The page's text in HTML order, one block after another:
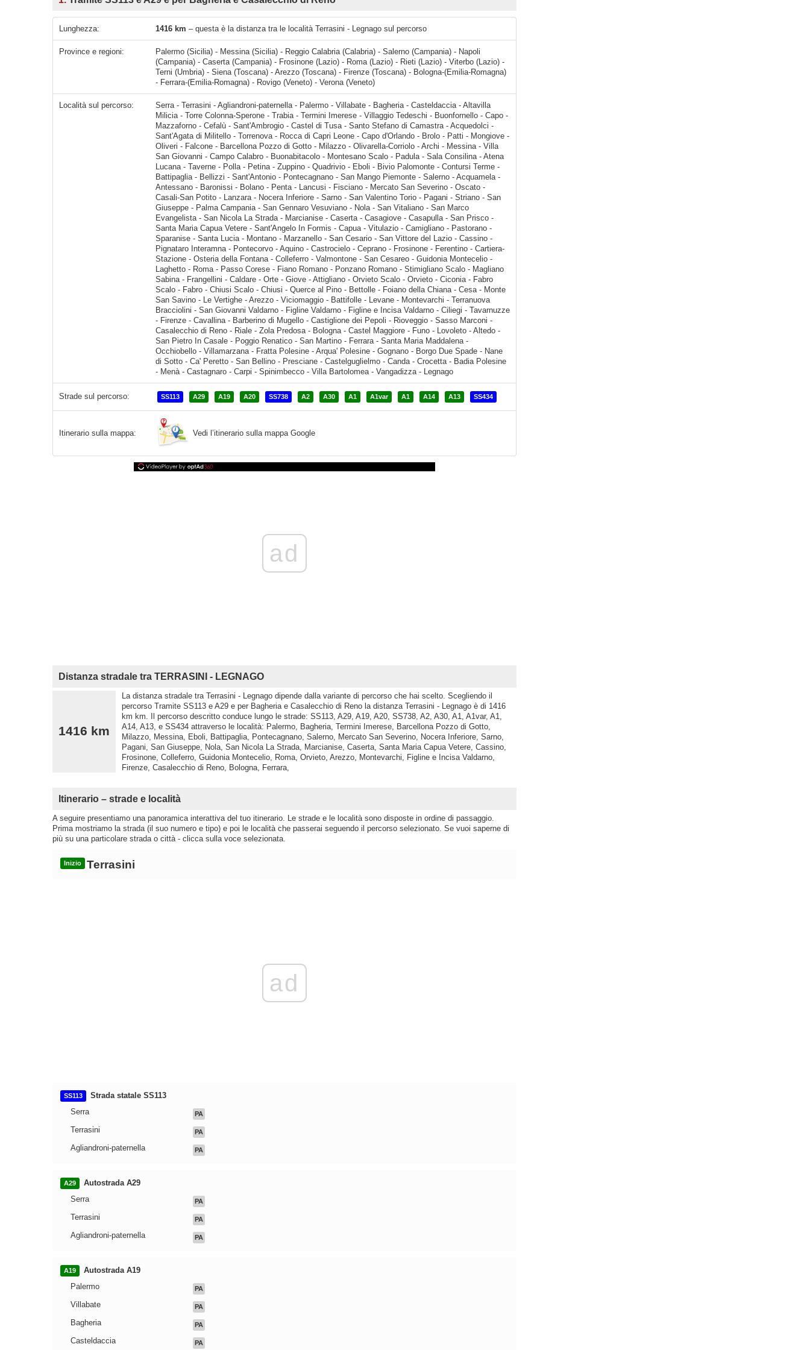
Lunghezza: 1416 km – questa è la distanza tra le località Terrasini - Legnago sul percorso
Province e regioni:
Palermo (Sicilia) - Messina (Sicilia) - Reggio Calabria (Calabria) - Salerno (Campania) - Napoli
(Campania) - Caserta (Campania) - Frosinone (Lazio) - Roma (Lazio) - Rieti (Lazio) - Viterbo (Lazio) -
Terni (Umbria) - Siena (Toscana) - Arezzo (Toscana) - Firenze (Toscana) - Bologna-(Emilia-Romagna)
- Ferrara-(Emilia-Romagna) - Rovigo (Veneto) - Verona (Veneto)
Località sul percorso: Serra - Terrasini - Agliandroni-paternella - Palermo - Villabate - Bagheria - Casteldaccia - Altavilla Milicia - Torre Colonna-Sperone - Trabia - Termini Imerese - Villaggio Tedeschi - Buonfornello - Capo - Mazzaforno - Cefalù - Sant'Ambrogio - Castel di Tusa - Santo Stefano di Camastra - Acquedolci - Sant'Agata di Militello - Torrenova - Rocca di Capri Leone - Capo d'Orlando - Brolo - Patti - Mongiove - Oliveri - Falcone - Barcellona Pozzo di Gotto - Milazzo - Olivarella-Corriolo - Archi - Messina - Villa San Giovanni - Campo Calabro -
Strade sul percorso: SS113 A29 A19 A20 SS738 A2 A30 A1 A1var A1 A14 A13 SS434
Itinerario sulla mappa: Vedi l’itinerario sulla mappa Google
ad
Distanza stradale tra TERRASINI - LEGNAGO
1416 km
La distanza stradale tra Terrasini - Legnago dipende dalla variante di percorso che hai scelto. Scegliendo il
percorso Tramite SS113 e A29 e per Bagheria e Casalecchio di Reno la distanza Terrasini - Legnago è di 1416
km km. Il percorso descritto conduce lungo le strade: SS113, A29, A19, A20, SS738, A2, A30, A1, A1var, A1,
A14, A13, e SS434 attraverso le località: Palermo, Bagheria, Termini Imerese, Barcellona Pozzo di Gotto,
Milazzo, Messina, Eboli, Battipaglia, Pontecagnano, Salerno, Mercato San Severino, Nocera Inferiore, Sarno,
Pagani, San Giuseppe, Nola, San Nicola La Strada, Marcianise, Caserta, Santa Maria Capua Vetere, Cassino,
Frosinone, Colleferro, Guidonia Montecelio, Roma, Orvieto, Arezzo, Montevarchi, Figline e Incisa Valdarno,
Firenze, Casalecchio di Reno, Bologna, Ferrara,
Itinerario – strade e località
A seguire presentiamo una panoramica interattiva del tuo itinerario. Le strade e le località sono disposte in ordine di passaggio.
Prima mostriamo la strada (il suo numero e tipo) e poi le località che passerai seguendo il percorso selezionato. Se vuoi saperne di
più su una particolare strada o città - clicca sulla voce selezionata.
Inizio Terrasini
ad
SS113
Strada statale SS113
Serra
PA
Terrasini PA
Agliandroni-paternella PA
A29
Autostrada A29
Serra
PA
Terrasini PA
Agliandroni-paternella PA
A19
Autostrada A19
Palermo
PA
Villabate PA
Bagheria PA
Casteldaccia PA